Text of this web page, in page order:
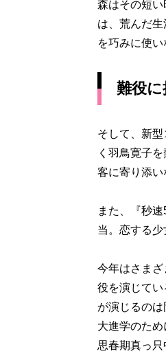
森はその短
は、荒んだ
を巧みに使
難役
そして、新
く羽鳥寛子
客に寄り添い
また、『秒
当。恋する
今年はさま
役を演じて
が演じるの
大進学のた
思春期真っ只